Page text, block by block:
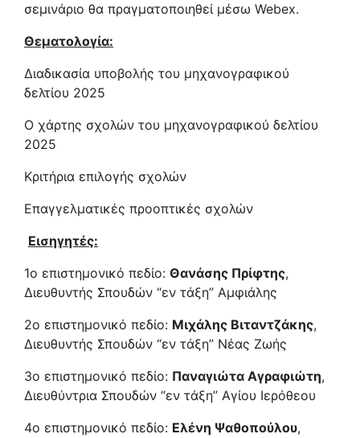
σεμινάριο θα πραγματοποιηθεί μέσω Webex.
Θεματολογία:
Διαδικασία υποβολής του μηχανογραφικού
δελτίου 2025
Ο χάρτης σχολών του μηχανογραφικού δελτίου
2025
Κριτήρια επιλογής σχολών
Επαγγελματικές προοπτικές σχολών
Εισηγητές:
1ο επιστημονικό πεδίο: Θανάσης Πρίφτης,
Διευθυντής Σπουδών “εν τάξη” Αμφιάλης
2ο επιστημονικό πεδίο: Μιχάλης Βιταντζάκης,
Διευθυντής Σπουδών “εν τάξη” Νέας Ζωής
3ο επιστημονικό πεδίο: Παναγιώτα Αγραφιώτη,
Διευθύντρια Σπουδών “εν τάξη” Αγίου Ιερόθεου
4ο επιστημονικό πεδίο: Ελένη Ψαθοπούλου,